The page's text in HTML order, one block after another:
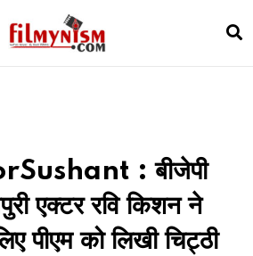
: बीजेपी
एक्टर रवि किशन ने
पीएम को लिखी चिट्ठी